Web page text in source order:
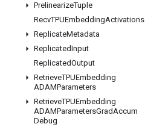
PrelinearizeTuple
RecvTPUEmbeddingActivations
ReplicateMetadata
ReplicatedInput
ReplicatedOutput
RetrieveTPUEmbedding
ADAMParameters
RetrieveTPUEmbedding
ADAMParametersGradAccum
Debug